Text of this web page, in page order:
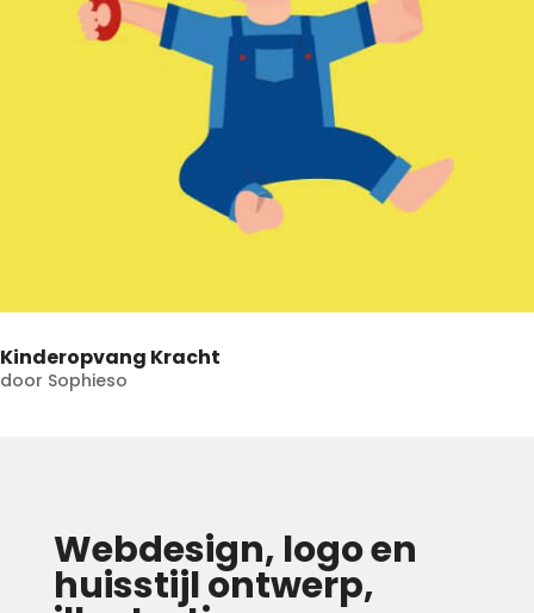
Kinderopvang Kracht
door Sophieso
Webdesign, logo en
huisstijl ontwerp,